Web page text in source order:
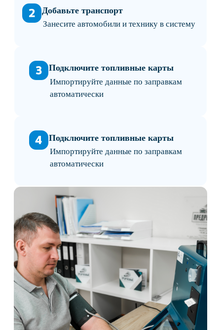
осмотры
Дистанционный формат помогает ускорить
выпуск транспорта, снизить ручную нагрузку и
упростить контроль медосмотров.
Меньше простоев транспорта
Водители проходят осмотр без очередей и
привязки к одному медпункту.
Электронные журналы
Результаты осмотров автоматически
сохраняются в системе.
Контроль филиалов и водителей
Руководитель может контролировать
прохождение осмотров удалённо.